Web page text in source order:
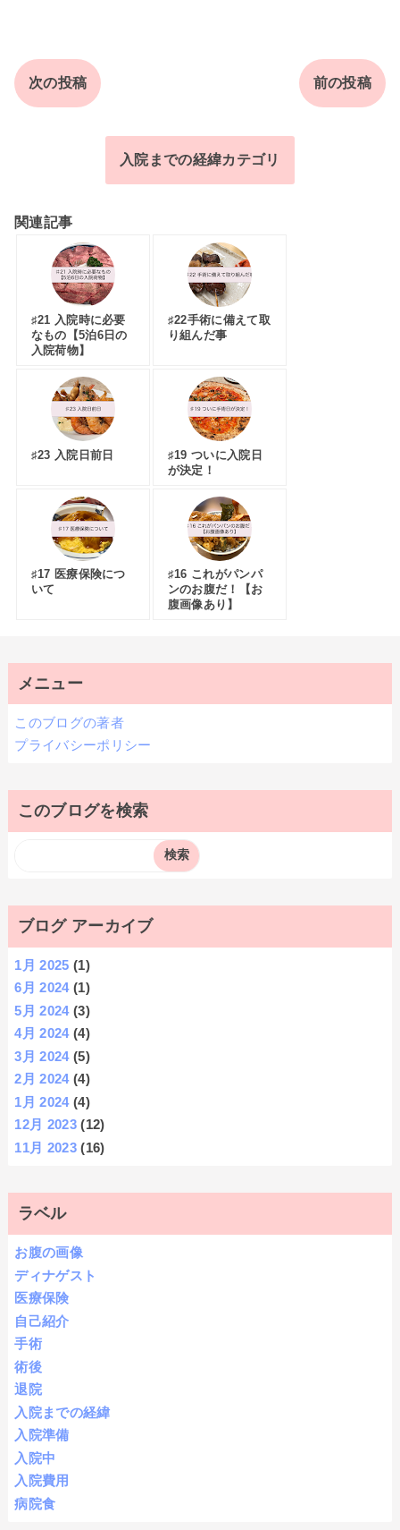
次の投稿 前の投稿
入院までの経緯カテゴリ
関連記事
♯21 入院時に必要
なもの【5泊6日の
入院荷物】
♯22手術に備えて取
り組んだ事
♯23 入院日前日
♯19 ついに入院日
が決定！
♯17 医療保険につ
いて
♯16 これがパンパ
ンのお腹だ！【お
腹画像あり】
メニュー
このブログの著者
プライバシーポリシー
このブログを検索
ブログ アーカイブ
1月 2025 (1)
6月 2024(1)
5月 2024(3)
4月 2024(4)
3月 2024(5)
2月 2024(4)
1月 2024(4)
12月 2023 (12)
11月 2023 (16)
ラベル
お腹の画像
ディナゲスト
医療保険
自己紹介
手術
術後
退院
入院までの経緯
入院準備
入院中
入院費用
病院食